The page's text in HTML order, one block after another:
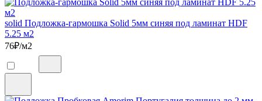
solid Подложка-гармошка Solid 5мм синяя под ламинат HDF
5.25 м2
76₽/м2